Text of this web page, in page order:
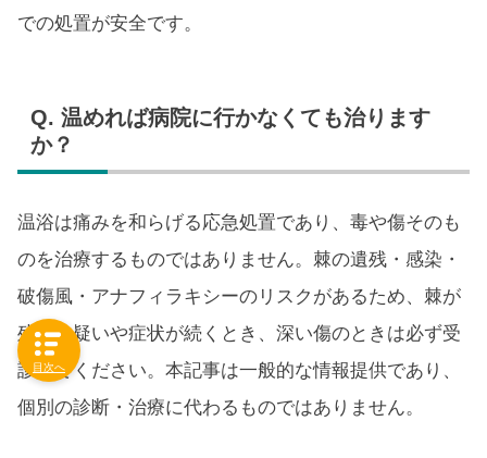
での処置が安全です。
Q. 温めれば病院に行かなくても治ります
か？
温浴は痛みを和らげる応急処置であり、毒や傷そのも
のを治療するものではありません。棘の遺残・感染・
破傷風・アナフィラキシーのリスクがあるため、棘が
残った疑いや症状が続くとき、深い傷のときは必ず受
診してください。本記事は一般的な情報提供であり、
個別の診断・治療に代わるものではありません。
目次へ